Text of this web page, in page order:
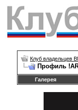
Клуб владельцев
Профиль
Галерея